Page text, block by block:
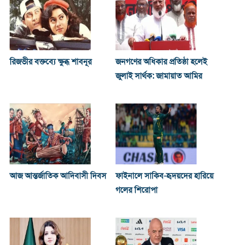
রিজভীর বক্তব্যে ক্ষুব্ধ শাবনূর
জনগণের অধিকার প্রতিষ্ঠা হলেই
জুলাই সার্থক: জামায়াত আমির
আজ আন্তর্জাতিক আদিবাসী দিবস
ফাইনালে সাকিব-হৃদয়দের হারিয়ে
গলের শিরোপা